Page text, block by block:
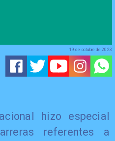
19 de octubre de 2023
hizo especial
referentes a